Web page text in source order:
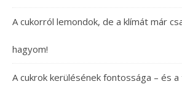
A cukorról lemondok, de a klímát már
hagyom!
A cukrok kerülésének fontossága – és